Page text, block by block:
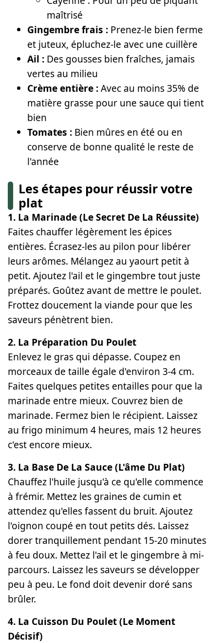
maîtrisé
Gingembre frais : Prenez-le bien ferme
et juteux, épluchez-le avec une cuillère
Ail : Des gousses bien fraîches, jamais
vertes au milieu
Crème entière :Avec au moins 35% de
matière grasse pour une sauce qui tient
bien
Tomates : Bien mûres en été ou en
conserve de bonne qualité le reste de
l'année
Les étapes pour réussir votre
plat
1. La Marinade (Le Secret De La Réussite)
Faites chauffer légèrement les épices
entières. Écrasez-les au pilon pour libérer
leurs arômes. Mélangez au yaourt petit à
petit. Ajoutez l'ail et le gingembre tout juste
préparés. Goûtez avant de mettre le poulet.
Frottez doucement la viande pour que les
saveurs pénètrent bien.
2. La Préparation Du Poulet
Enlevez le gras qui dépasse. Coupez en
morceaux de taille égale d'environ 3-4 cm.
Faites quelques petites entailles pour que la
marinade entre mieux. Couvrez bien de
marinade. Fermez bien le récipient. Laissez
au frigo minimum 4 heures, mais 12 heures
c'est encore mieux.
3. La Base De La Sauce (L'âme Du Plat)
Chauffez l'huile jusqu'à ce qu'elle commence
à frémir. Mettez les graines de cumin et
attendez qu'elles fassent du bruit. Ajoutez
l'oignon coupé en tout petits dés. Laissez
dorer tranquillement pendant 15-20 minutes
à feu doux. Mettez l'ail et le gingembre à mi-
parcours. Laissez les saveurs se développer
peu à peu. Le fond doit devenir doré sans
brûler.
4. La Cuisson Du Poulet (Le Moment
Décisif)